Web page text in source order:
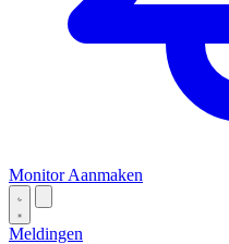
Monitor Aanmaken
Meldingen